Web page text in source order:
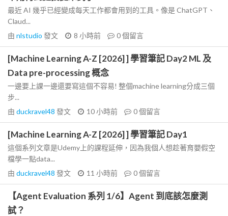
最近 AI 幾乎已經變成每天工作都會用到的工具。像是 ChatGPT、
Claud...
由 nlstudio 發文 8 小時前 0個留言
[Machine Learning A-Z [2026] ] 學習筆記 Day2 ML 及
Data pre-processing 概念
一邊要上課一邊還要寫這個不容易! 整個machine learning分成三個
步...
由 duckravel48 發文 10 小時前 0個留言
[Machine Learning A-Z [2026] ] 學習筆記 Day1
這個系列文章是Udemy上的課程延伸，因為我個人想趁著育嬰假空
檔學一點data...
由 duckravel48 發文 11 小時前 0個留言
【Agent Evaluation 系列 1/6】Agent 到底該怎麼測
試？